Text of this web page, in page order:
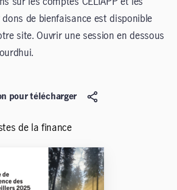
de bienfaisance est disponible
site. Ouvrir une session en dessous
pour télécharger
de la finance